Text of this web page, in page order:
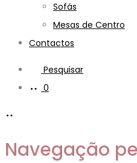
Sofás
Mesas de Centro
Contactos
Pesquisar
0
Navegação